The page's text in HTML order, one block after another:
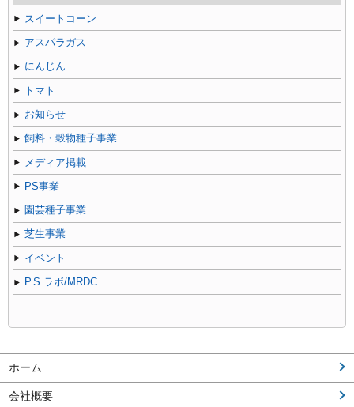
事
スイートコーン
アスパラガス
にんじん
トマト
お知らせ
飼料・穀物種子事業
メディア掲載
PS事業
園芸種子事業
芝生事業
イベント
P.S.ラボ/MRDC
ホーム
会社概要